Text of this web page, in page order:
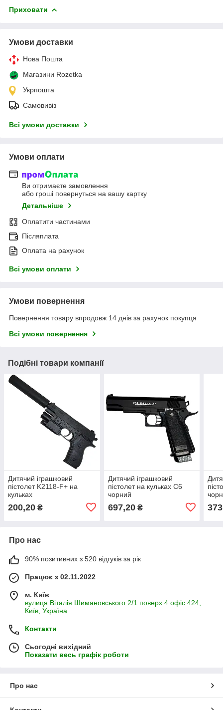
Приховати
Умови доставки
Нова Пошта
Магазини Rozetka
Укрпошта
Самовивіз
Всі умови доставки
Умови оплати
Ви отримаєте замовлення
або гроші повернуться на вашу картку
Детальніше
Оплатити частинами
Післяплата
Оплата на рахунок
Всі умови оплати
Умови повернення
Повернення товару впродовж 14 днів за рахунок покупця
Всі умови повернення
Подібні товари компанії
Дитячий іграшковий
пістолет K2118-F+ на
кульках
200,20 ₴
Дитячий іграшковий
пістолет на кульках C6
чорний
697,20₴
Про нас
90% позитивних з 520 відгуків за рік
Працює з 02.11.2022
м. Київ
вулиця Віталія Шимановського 2/1 поверх 4 офіс 424,
Київ, Україна
Контакти
Сьогодні вихідний
Показати весь графік роботи
Про нас